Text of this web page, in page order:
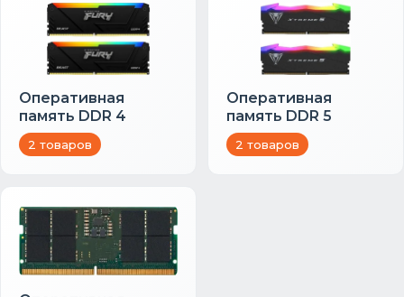
Оперативная
память DDR 4
2 товаров
Оперативная
память DDR 5
2 товаров